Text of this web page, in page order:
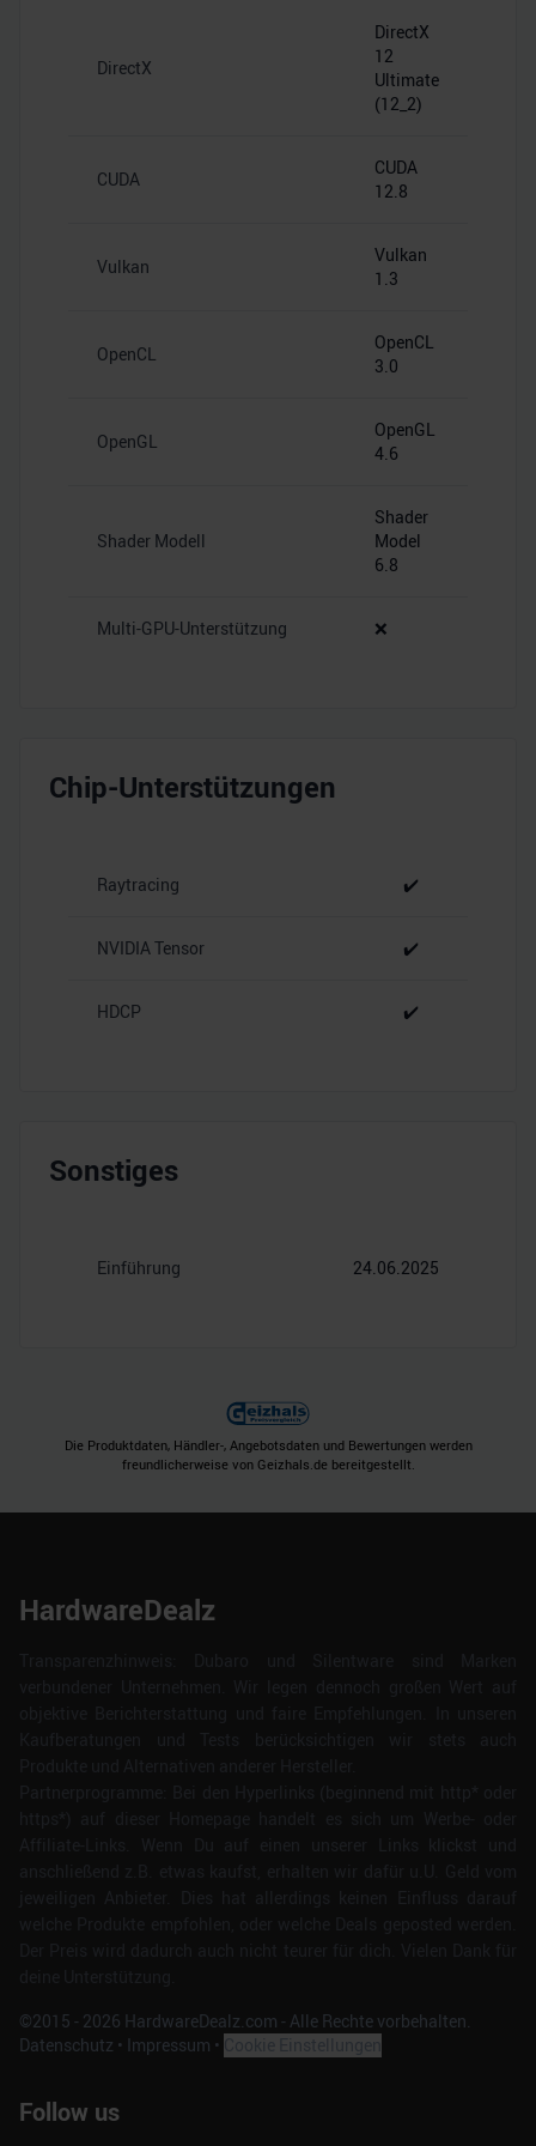
DirectX
DirectX
12
Ultimate
(12_2)
CUDA
CUDA
12.8
Vulkan
Vulkan
1.3
OpenCL
OpenCL
3.0
OpenGL
OpenGL
4.6
Shader Modell
Shader
Model
6.8
Multi-GPU-Unterstützung ❌
Chip-Unterstützungen
Raytracing ✔️
NVIDIA Tensor ✔️
HDCP ✔️
Sonstiges
Einführung 24.06.2025
Die Produktdaten, Händler-, Angebotsdaten und Bewertungen werden
freundlicherweise von Geizhals.de bereitgestellt.
HardwareDealz
©2015 - 2026 HardwareDealz.com - Alle Rechte vorbehalten.
Datenschutz • Impressum •
Follow us